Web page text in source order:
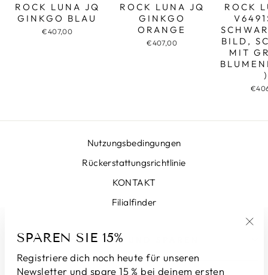
SPAREN SIE 15%
Registriere dich noch heute für unseren
Newsletter und spare 15 % bei deinem ersten
ROCK LUNA JQ
GINKGO BLAU
€407,00
ROCK LUNA JQ
GINKGO
ORANGE
€407,00
ROCK
BILD,
MIT
Nutzungsbedingungen
Rückerstattungsrichtlinie
KONTAKT
Filialfinder
ANMELDEN UND SPAREN